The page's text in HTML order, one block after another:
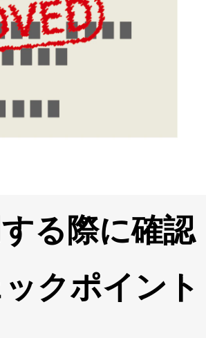
る際に確認
クポイント